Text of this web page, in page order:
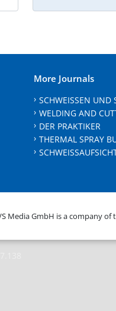
More Journals
SCHWEISSEN UND
WELDING AND
DER PRAKTIKER
THERMAL SPRAY
Media GmbH is a company of